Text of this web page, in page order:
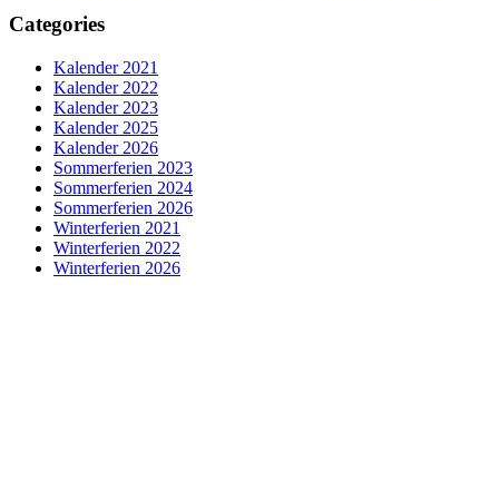
Categories
Kalender 2021
Kalender 2022
Kalender 2023
Kalender 2025
Kalender 2026
Sommerferien 2023
Sommerferien 2024
Sommerferien 2026
Winterferien 2021
Winterferien 2022
Winterferien 2026